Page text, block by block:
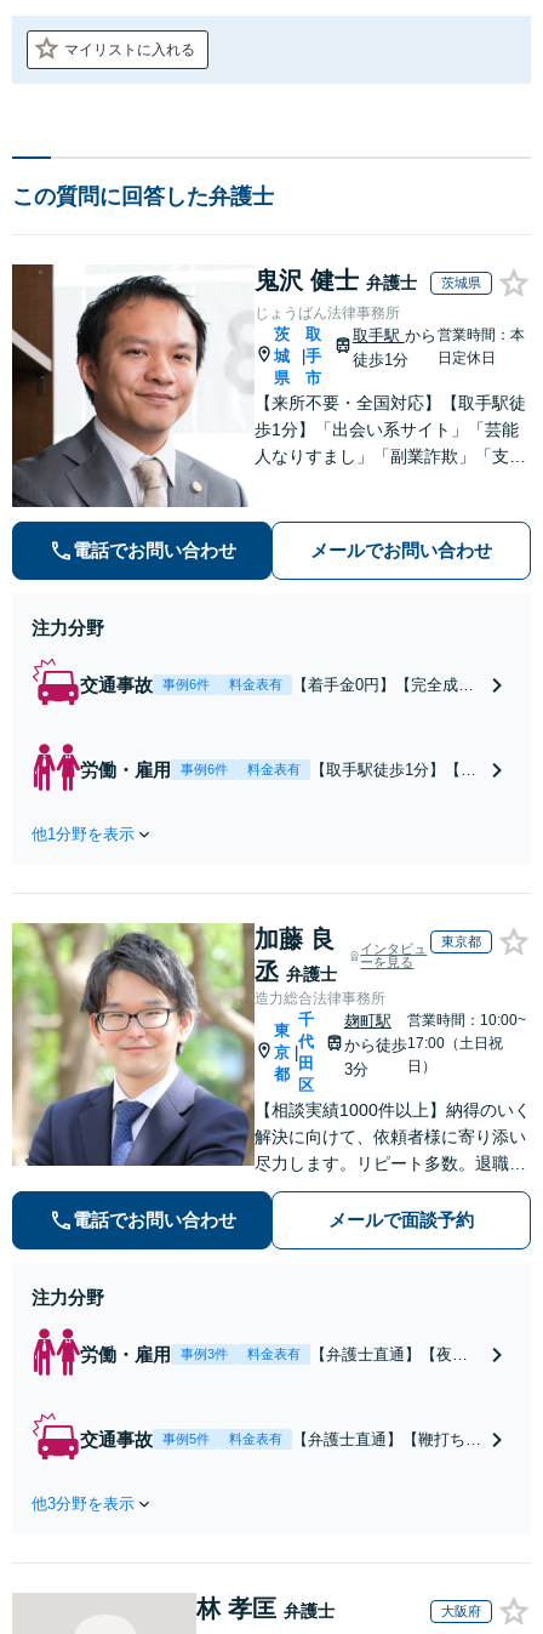
マイリストに入れる
この質問に回答した弁護士
鬼沢 健士 弁護士 茨城県
じょうばん法律事務所
茨
城
県
取
手
市
取手駅 から
徒歩1分
営業時間：本
日定休日
【来所不要・全国対応】【取手駅徒
歩1分】「出会い系サイト」「芸能
人なりすまし」「副業詐欺」「支援
は不当解雇・雇い止め・残業代未払
いの相談【完全成功報酬制】【相談
電話でお問い合わせ メールでお問い合わせ
注力分野
交通事故 事例6件 料金表有
【着手金0円】【完全成功
績多数あり！3カ月以内ス
ピード解決／示談金0円→5
労働・雇用 事例6件 料金表有
【取手駅徒歩1分】【オ
「残業代不払いは何が
談で悩みを解消！使用
期間中の解雇も解決金
あり／コロナ関係の解
雇・残業代未払いも対
応可【相談無料】
他1分野を表示
加藤 良
丞 弁護士
インタビュ
ーを見る
東京都
造力総合法律事務所
東
京
都
千
代
田
区
麹町駅
から徒歩
3分
営業時間：10:00~
17:00（土日祝
日）
【相談実績1000件以上】納得のいく
解決に向けて、依頼者様に寄り添い
尽力します。リピート多数。退職勧
奨の解決金を3倍にした事例など、
労働分野に強み。後々「相談してお
けばよかった」と後悔しないために
電話でお問い合わせ メールで面談予約
注力分野
労働・雇用 事例3件 料金表有
【弁護士直通】【夜
で。退職勧奨の解決金
などの状況でも歓迎。
まずはご相談下さい！
交通事故 事例5件 料金表有
【弁護士直通】【鞭打ち等
対応。事故後の対応や賠償
こともあります。経験豊富
他3分野を表示
林 孝匡 弁護士 大阪府